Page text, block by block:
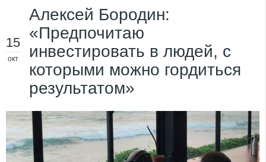
15
окт
Алексей Бородин:
«Предпочитаю
инвестировать в людей, с
которыми можно гордиться
результатом»